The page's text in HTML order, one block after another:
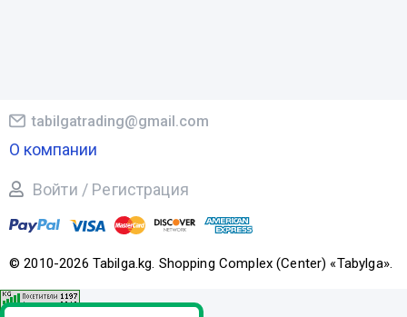
© 2010-2026 Tabilga.kg. Shopping Complex (Center) «Tabylga».
tabilgatrading@gmail.com
О компании
Войти / Регистрация